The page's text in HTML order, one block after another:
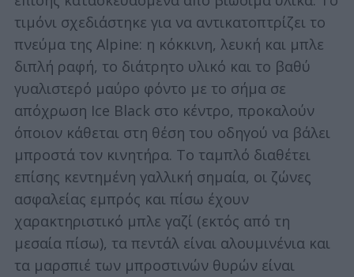
τιμόνι σχεδιάστηκε για να αντικατοπτρίζει το
πνεύμα της Alpine: η κόκκινη, λευκή και μπλε
διπλή ραφή, το διάτρητο υλικό και το βαθύ
γυαλιστερό μαύρο φόντο με το σήμα σε
απόχρωση Ice Black στο κέντρο, προκαλούν
όποιον κάθεται στη θέση του οδηγού να βάλει
μπροστά τον κινητήρα. Το ταμπλό διαθέτει
επίσης κεντημένη γαλλική σημαία, οι ζώνες
ασφαλείας εμπρός και πίσω έχουν
χαρακτηριστικό μπλε γαζί (εκτός από τη
μεσαία πίσω), τα πεντάλ είναι αλουμινένια και
τα μαρσπιέ των μπροστινών θυρών είναι